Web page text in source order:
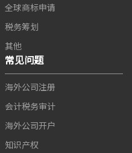
全球商标申请
税务筹划
其他
常见问题
海外公司注册
会计税务审计
海外公司开户
知识产权